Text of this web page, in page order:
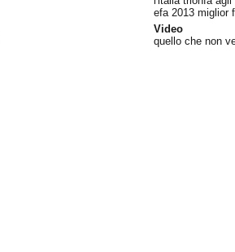
efa 2013 miglior
Video
quello che non